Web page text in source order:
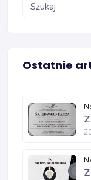
Ostatnie